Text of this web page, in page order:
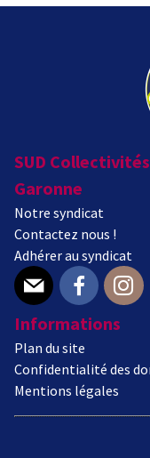
SUD
Garonne
Notre syndicat
Contactez nous !
Adhérer au syndicat
E-mail Facebook
Informations
Plan du site
Confidentialité des
Mentions légales